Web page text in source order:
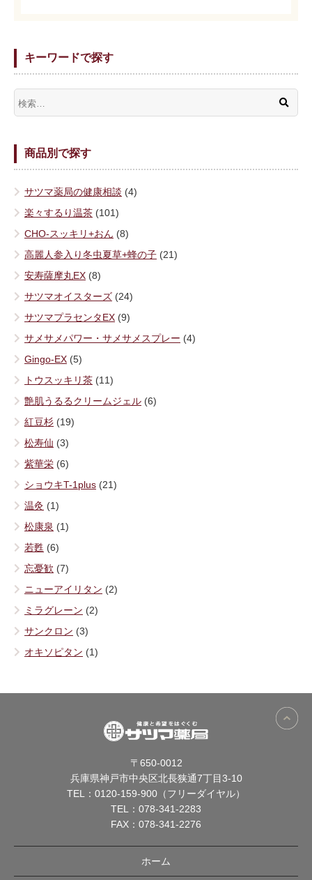
キーワードで探す
商品別で探す
サツマ薬局の健康相談 (4)
楽々するり温茶 (101)
CHO-スッキリ+おん (8)
高麗人参入り冬虫夏草+蜂の子 (21)
安寿薩摩丸EX (8)
サツマオイスターズ (24)
サツマプラセンタEX (9)
サメサメパワー・サメサメスプレー (4)
Gingo-EX (5)
トウスッキリ茶 (11)
艶肌うるるクリームジェル (6)
紅豆杉 (19)
松寿仙 (3)
紫華栄 (6)
ショウキT-1plus (21)
温灸 (1)
松康泉 (1)
若甦 (6)
忘憂歓 (7)
ニューアイリタン (2)
ミラグレーン (2)
サンクロン (3)
オキソピタン (1)
〒650-0012
兵庫県神戸市中央区北長狭通7丁目3-10
TEL： 0120-159-900（フリーダイヤル）
TEL： 078-341-2283
FAX：078-341-2276
ホーム